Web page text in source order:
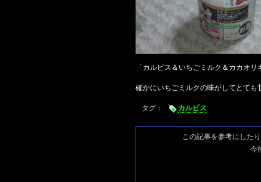
「カルピス＆いちごミルク＆カカオ
確かにいちごミルクの味がしてとても
タグ： カルピス
この記事を参考にした
今